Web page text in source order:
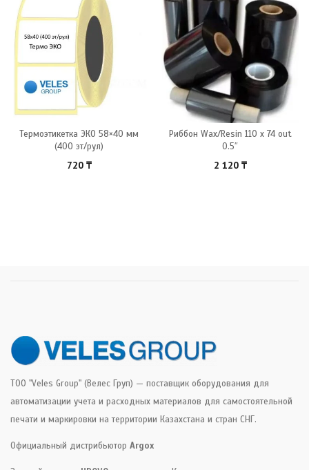
Термоэтикетка ЭКО 58×40 мм
(400 эт/рул)
720 ₸
Риббон Wax/Resin 110 x 74 out
0.5″
2 120 ₸
ТОО "Veles Group" (Велес Груп) — поставщик оборудования для
автоматизации учета и расходных материалов для самостоятельной
печати и маркировки на территории Казахстана и стран СНГ.
Официальный дистрибьютор Argox